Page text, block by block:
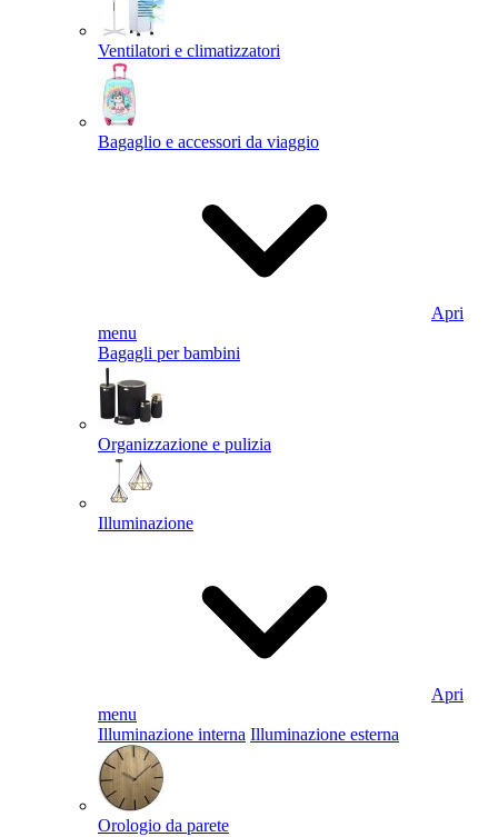
Ventilatori e climatizzatori
Bagaglio e accessori da viaggio
Apri
menu
Bagagli per bambini
Organizzazione e pulizia
Illuminazione
Apri
menu
Illuminazione interna Illuminazione esterna
Orologio da parete